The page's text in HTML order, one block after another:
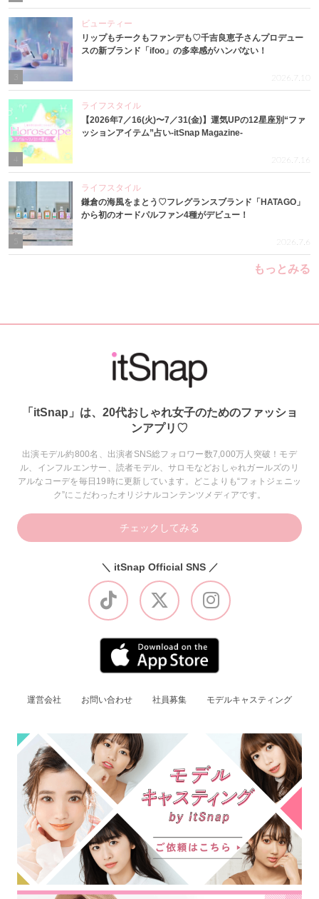
3
ビューティー
リップもチークもファンデも♡千吉良恵子さんプロデュー
スの新ブランド「ifoo」の多幸感がハンパない！
2026.7.10
4
ライフスタイル
【2026年7／16(火)〜7／31(金)】運気UPの12星座別“ファ
ッションアイテム”占い-itSnap Magazine-
2026.7.16
ライフスタイル
鎌倉の海風をまとう♡フレグランスブランド「HATAGO」
から初のオードパルファン4種がデビュー！
2026.7.6
もっとみる
「itSnap」は、20代おしゃれ女子のためのファッショ
ンアプリ♡
出演モデル約800名、出演者SNS総フォロワー数7,000万人突破！モデ
ル、インフルエンサー、読者モデル、サロモなどおしゃれガールズのリ
アルなコーデを毎日19時に更新しています。どこよりも“フォトジェニッ
ク”にこだわったオリジナルコンテンツメディアです。
チェックしてみる
＼ itSnap Official SNS ／
運営会社 お問い合わせ 社員募集 モデルキャスティング